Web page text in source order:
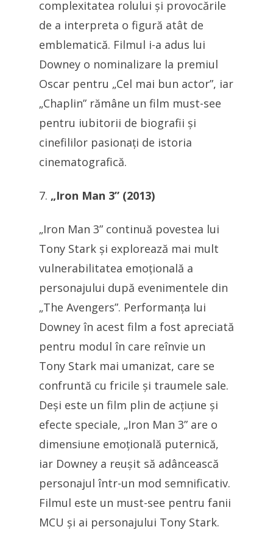
complexitatea rolului și provocările
de a interpreta o figură atât de
emblematică. Filmul i-a adus lui
Downey o nominalizare la premiul
Oscar pentru „Cel mai bun actor”, iar
„Chaplin” rămâne un film must-see
pentru iubitorii de biografii și
cinefililor pasionați de istoria
cinematografică.
„Iron Man 3” (2013)
„Iron Man 3” continuă povestea lui
Tony Stark și explorează mai mult
vulnerabilitatea emoțională a
personajului după evenimentele din
„The Avengers”. Performanța lui
Downey în acest film a fost apreciată
pentru modul în care reînvie un
Tony Stark mai umanizat, care se
confruntă cu fricile și traumele sale.
Deși este un film plin de acțiune și
efecte speciale, „Iron Man 3” are o
dimensiune emoțională puternică,
iar Downey a reușit să adâncească
personajul într-un mod semnificativ.
Filmul este un must-see pentru fanii
MCU și ai personajului Tony Stark.